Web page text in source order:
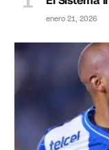
enero 21, 2026